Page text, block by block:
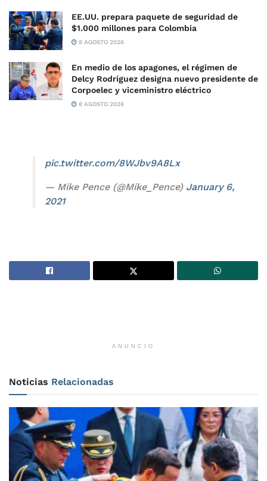
EE.UU. prepara paquete de seguridad de
$1.000 millones para Colombia
8 AGOSTO 2026
En medio de los apagones, el régimen de
Delcy Rodríguez designa nuevo presidente de
Corpoelec y viceministro eléctrico
8 AGOSTO 2026
pic.twitter.com/8WJbv9A8Lx
— Mike Pence (@Mike_Pence) January 6,
2021
ANUNCIO
Noticias Relacionadas